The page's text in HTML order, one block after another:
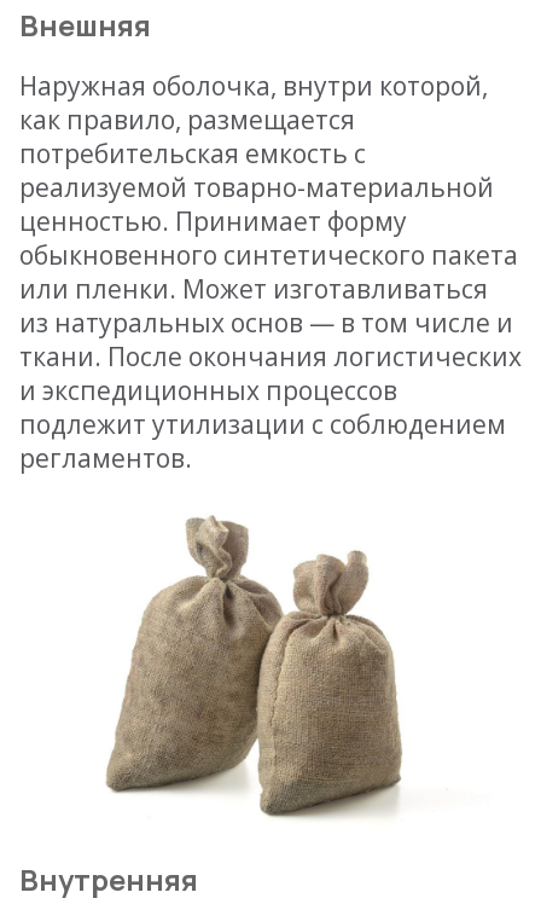
Внешняя
Наружная оболочка, внутри которой,
как правило, размещается
потребительская емкость с
реализуемой товарно-материальной
ценностью. Принимает форму
обыкновенного синтетического пакета
или пленки. Может изготавливаться
из натуральных основ — в том числе и
ткани. После окончания логистических
и экспедиционных процессов
подлежит утилизации с соблюдением
регламентов.
Внутренняя